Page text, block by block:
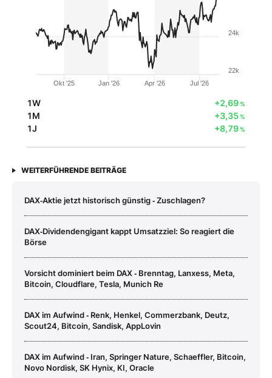
Okt '25 Jan '26 Apr '26 Jul '26
22k
24k
1W +2,69%
1M +3,35%
1J +8,79%
WEITERFÜHRENDE BEITRÄGE
DAX‑Aktie jetzt historisch günstig ‑ Zuschlagen?
DAX‑Dividendengigant kappt Umsatzziel: So reagiert die
Börse
Vorsicht dominiert beim DAX ‑ Brenntag, Lanxess, Meta,
Bitcoin, Cloudflare, Tesla, Munich Re
DAX im Aufwind ‑ Renk, Henkel, Commerzbank, Deutz,
Scout24, Bitcoin, Sandisk, AppLovin
DAX im Aufwind ‑ Iran, Springer Nature, Schaeffler, Bitcoin,
Novo Nordisk, SK Hynix, KI, Oracle